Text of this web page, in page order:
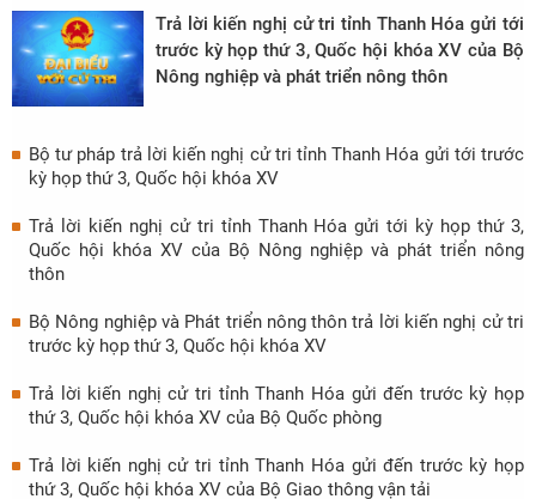
Trả lời kiến nghị cử tri tỉnh Thanh Hóa gửi tới
trước kỳ họp thứ 3, Quốc hội khóa XV của Bộ
Nông nghiệp và phát triển nông thôn
Bộ tư pháp trả lời kiến nghị cử tri tỉnh Thanh Hóa gửi tới trước
kỳ họp thứ 3, Quốc hội khóa XV
Trả lời kiến nghị cử tri tỉnh Thanh Hóa gửi tới kỳ họp thứ 3,
Quốc hội khóa XV của Bộ Nông nghiệp và phát triển nông
thôn
Bộ Nông nghiệp và Phát triển nông thôn trả lời kiến nghị cử tri
trước kỳ họp thứ 3, Quốc hội khóa XV
Trả lời kiến nghị cử tri tỉnh Thanh Hóa gửi đến trước kỳ họp
thứ 3, Quốc hội khóa XV của Bộ Quốc phòng
Trả lời kiến nghị cử tri tỉnh Thanh Hóa gửi đến trước kỳ họp
thứ 3, Quốc hội khóa XV của Bộ Giao thông vận tải